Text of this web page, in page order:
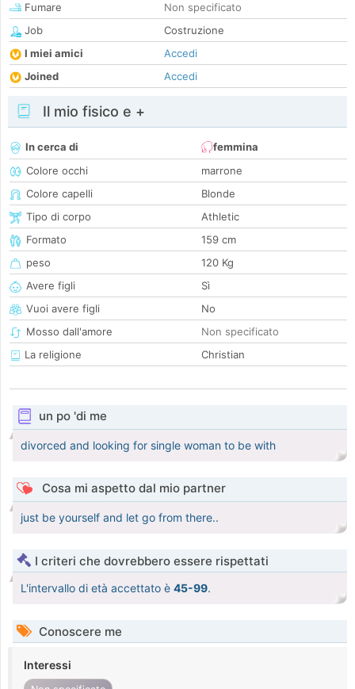
Fumare
Non specificato
Job
Costruzione
I miei amici
Accedi
Joined
Accedi
Il mio fisico e +
In cerca di
femmina
Colore occhi
marrone
Colore capelli
Blonde
Tipo di corpo
Athletic
Formato
159 cm
peso
120 Kg
Avere figli
Sì
Vuoi avere figli
No
Mosso dall'amore
Non specificato
La religione
Christian
un po 'di me
divorced and looking for single woman to be with
Cosa mi aspetto dal mio partner
just be yourself and let go from there..
I criteri che dovrebbero essere rispettati
L'intervallo di età accettato è 45-99.
Conoscere me
Interessi